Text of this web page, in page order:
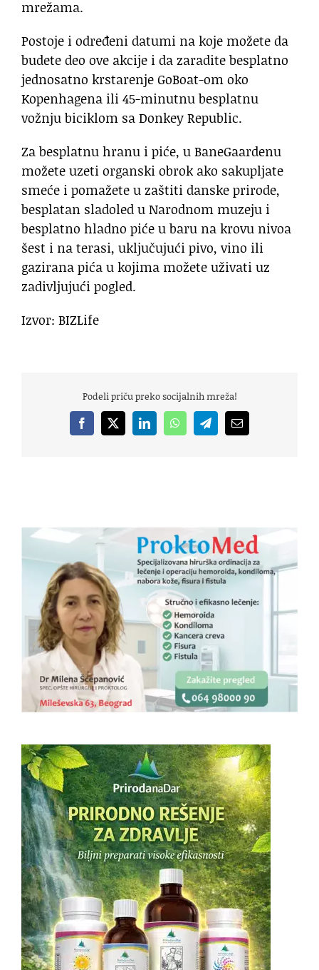
mrežama.
Postoje i određeni datumi na koje možete da
budete deo ove akcije i da zaradite besplatno
jednosatno krstarenje GoBoat-om oko
Kopenhagena ili 45-minutnu besplatnu
vožnju biciklom sa Donkey Republic.
Za besplatnu hranu i piće, u BaneGaardenu
možete uzeti organski obrok ako sakupljate
smeće i pomažete u zaštiti danske prirode,
besplatan sladoled u Narodnom muzeju i
besplatno hladno piće u baru na krovu nivoa
šest i na terasi, uključujući pivo, vino ili
gazirana pića u kojima možete uživati uz
zadivljujući pogled.
Izvor: BIZLife
Podeli priču preko socijalnih mreža!
Facebook
X LinkedInWhatsAppTelegramEmail